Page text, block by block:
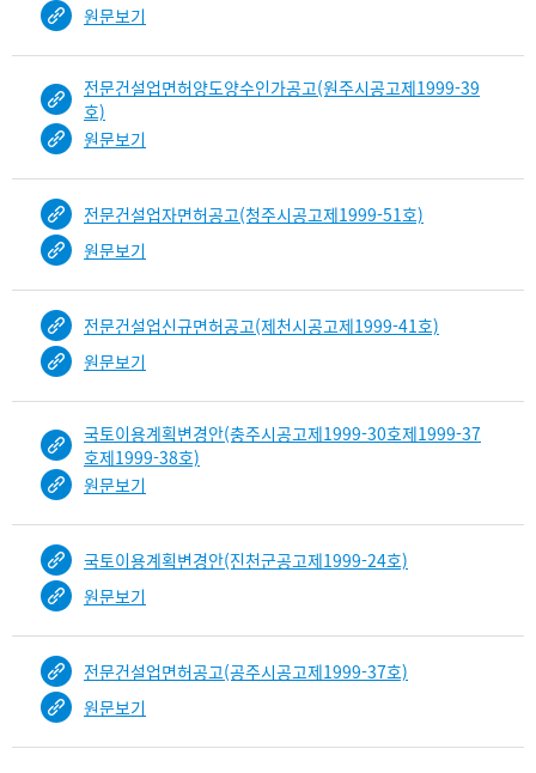
원문보기
전문건설업면허양도양수인가공고(원주시공고제1999-39
호)
원문보기
전문건설업자면허공고(청주시공고제1999-51호)
원문보기
전문건설업신규면허공고(제천시공고제1999-41호)
원문보기
국토이용계획변경안(충주시공고제1999-30호제1999-37
호제1999-38호)
원문보기
국토이용계획변경안(진천군공고제1999-24호)
원문보기
전문건설업면허공고(공주시공고제1999-37호)
원문보기